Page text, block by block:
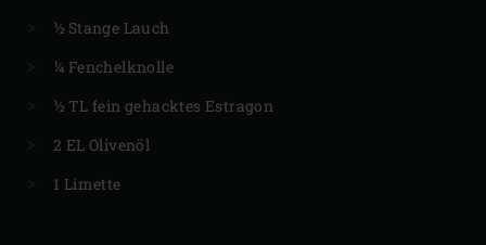
½ Stange Lauch
¼ Fenchelknolle
½ TL fein gehacktes Estragon
2 EL Olivenöl
1 Limette